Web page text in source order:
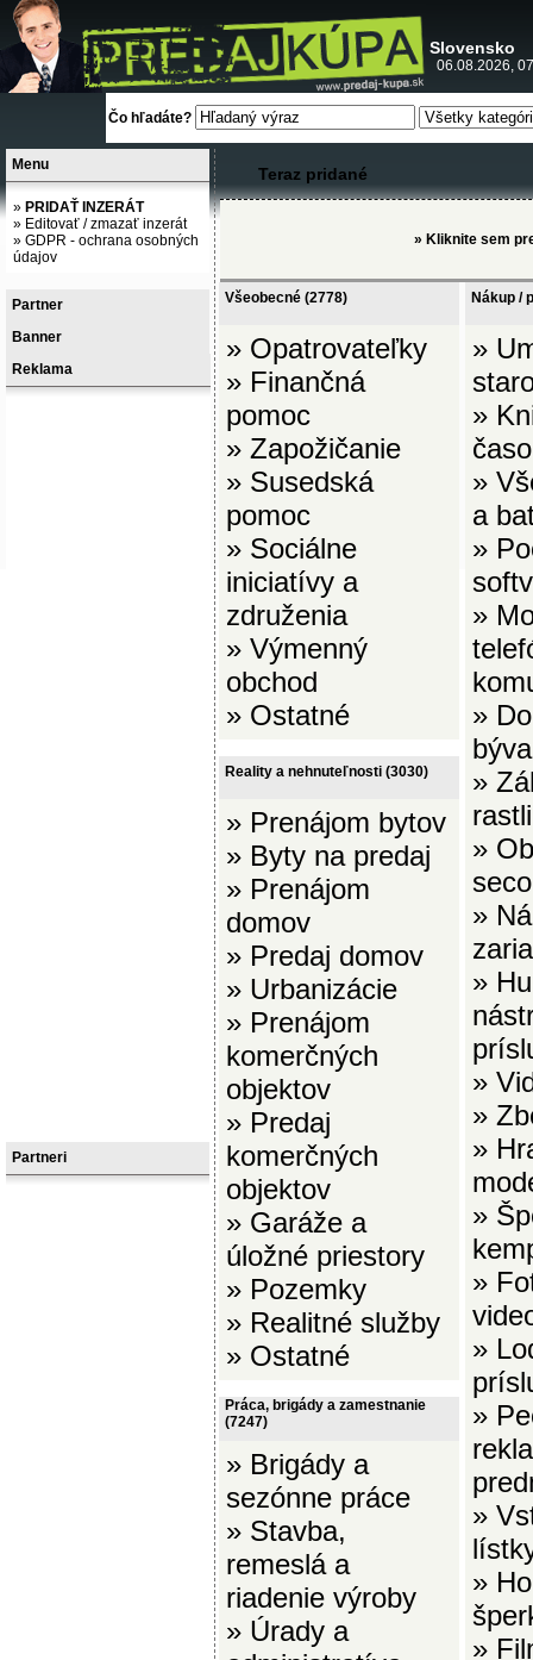
Slovensko
06.08.2026,
Čo hľadáte?
Menu
» PRIDAŤ INZERÁT
» Editovať / zmazať inzerát
» GDPR - ochrana osobných
údajov
Partner
Banner
Reklama
Partneri
Teraz pridané
» Kliknite sem
Všeobecné(2778)
» Opatrovateľky
» Finančná
pomoc
» Zapožičanie
» Susedská
pomoc
» Sociálne
iniciatívy a
združenia
» Výmenný
obchod
» Ostatné
Reality a nehnuteľnosti(3030)
» Prenájom bytov
» Byty na predaj
» Prenájom
domov
» Predaj domov
» Urbanizácie
» Prenájom
komerčných
objektov
» Predaj
komerčných
objektov
» Garáže a
úložné priestory
» Pozemky
» Realitné služby
» Ostatné
Práca, brigády a zamestnanie
(7247)
» Brigády a
sezónne práce
» Stavba,
remeslá a
riadenie výroby
» Úrady a
Nákup /
»
»
»
a
»
»
»
»
»
»
»
»
»
»
»
»
»
»
»
»
»